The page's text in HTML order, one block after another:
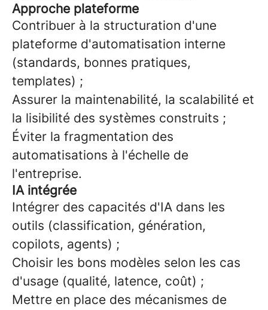
Approche plateforme
Contribuer à la structuration d'une
plateforme d'automatisation interne
(standards, bonnes pratiques,
templates) ;
Assurer la maintenabilité, la scalabilité et
la lisibilité des systèmes construits ;
Éviter la fragmentation des
automatisations à l'échelle de
l'entreprise.
IA intégrée
Intégrer des capacités d'IA dans les
outils (classification, génération,
copilots, agents) ;
Choisir les bons modèles selon les cas
d'usage (qualité, latence, coût) ;
Mettre en place des mécanismes de